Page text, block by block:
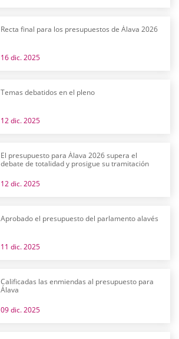
Recta final para los presupuestos de Álava 2026
16 dic. 2025
Temas debatidos en el pleno
12 dic. 2025
El presupuesto para Álava 2026 supera el
debate de totalidad y prosigue su tramitación
12 dic. 2025
Aprobado el presupuesto del parlamento alavés
11 dic. 2025
Calificadas las enmiendas al presupuesto para
Álava
09 dic. 2025